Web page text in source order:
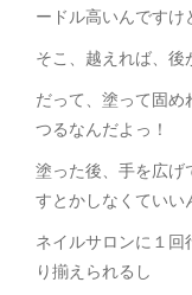
ードル高いんですけ
そこ、越えれば、後
だって、塗って固め
つるなんだよっ！
塗った後、手を広げ
すとかしなくていい
ネイルサロンに１回
り揃えられるし